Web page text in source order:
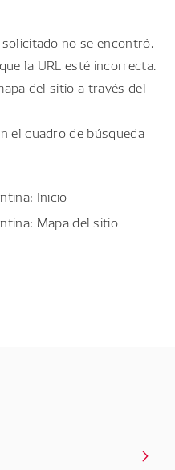
no se encontró.
la URL esté incorrecta.
del sitio a través del
el cuadro de búsqueda
Inicio
Mapa del sitio